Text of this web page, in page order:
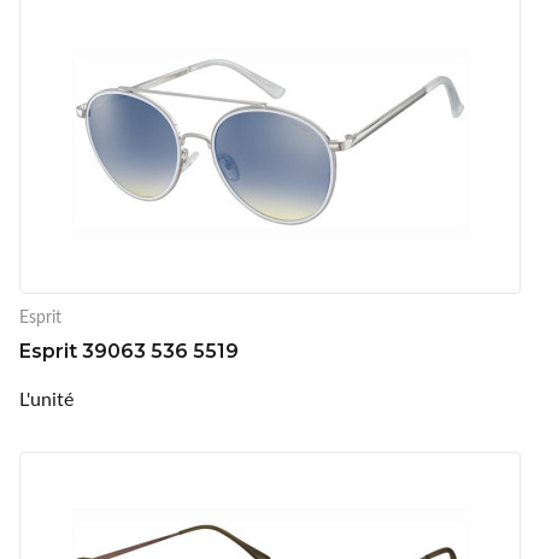
Esprit
Esprit 39063 536 5519
L'unité